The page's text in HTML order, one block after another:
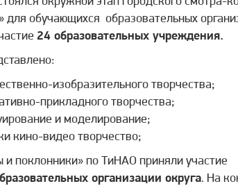
для обучающихся образовательных
24 образовательных учреждения.
изобразительного творчества;
прикладного творчества;
и моделирование;
кино-видео творчество;
и поклонники» по ТиНАО приняли участие
организации округа. На